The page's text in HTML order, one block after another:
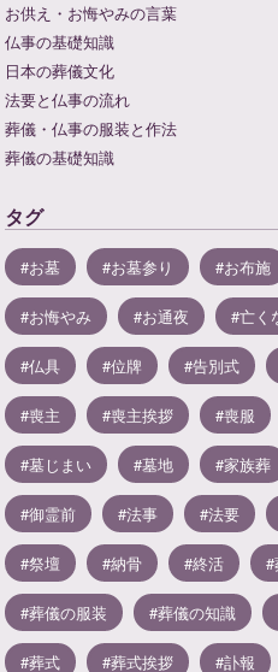
お供え・お悔やみの言葉
仏事の基礎知識
日本の葬儀文化
法要と仏事の流れ
葬儀・仏事の服装と作法
葬儀の基礎知識
タグ
お墓 お墓参り お布施
お悔やみ お通夜 亡く
仏具 位牌 告別式
喪主 喪主挨拶 喪服
墓じまい 墓地 家族葬
御霊前 法事 法要
祭壇 納骨 終活
葬儀の服装 葬儀の知識
葬式 葬式挨拶 訃報